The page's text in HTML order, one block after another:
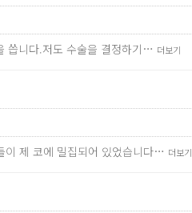
씁니다.저도 수술을 결정하기… 더보기
이 제 코에 밀집되어 있었습니다… 더보기